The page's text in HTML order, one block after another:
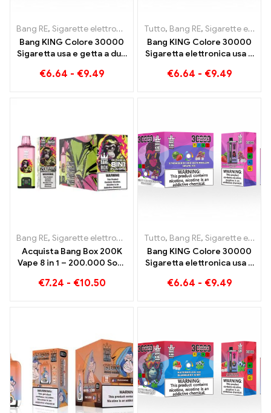
Bang RE, Sigarette elettroniche usa e getta Lituania ,Sigarette
Bang KING Colore 30000
Sigaretta usa e getta a due
Watermelon Bubble Gum
€6.64 - €9.49
Tutto, Bang RE, Sigarette elettroniche usa e getta Lituania
Bang KING Colore 30000
Sigaretta elettronica usa e
qualità con i gusti
€6.64 - €9.49
Bang RE, Sigarette elettroniche usa e getta ,Sigarette
Acquista Bang Box 200K
Vape 8 in 1 – 200.000 Soffi
€7.24 - €10.50
Tutto, Bang RE, Sigarette elettroniche usa e getta Lituania
Bang KING Colore 30000
Sigaretta elettronica usa e
dolce anguria alla fragola e
€6.64 - €9.49